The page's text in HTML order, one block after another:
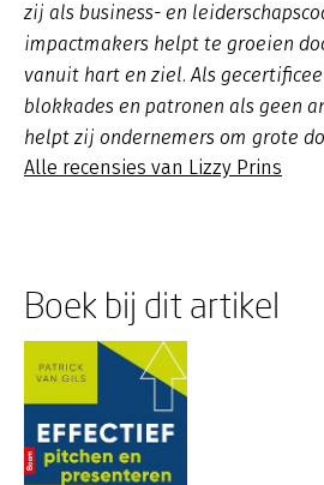
zij als business- en
impactmakers helpt te groeien
vanuit hart en ziel. Als
blokkades en patronen als geen
helpt zij ondernemers om grote
Alle recensies van Lizzy Prins
Boek bij dit artikel